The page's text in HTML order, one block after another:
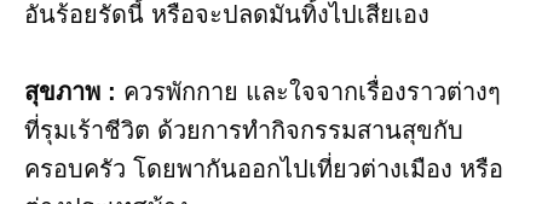
อันร้อยรัดนี้ หรือจะปลดมันทิ้งไปเสียเอง
สุขภาพ : ควรพักกาย และใจจากเรื่องราวต่างๆ
ที่รุมเร้าชีวิต ด้วยการทำกิจกรรมสานสุขกับ
ครอบครัว โดยพากันออกไปเที่ยวต่างเมือง หรือ